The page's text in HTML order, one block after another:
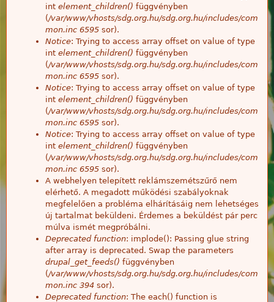
int element_children() függvényben
(/var/www/vhosts/sdg.org.hu/sdg.org.hu/includes/com
mon.inc 6595 sor).
Notice: Trying to access array offset on value of type
int element_children() függvényben
(/var/www/vhosts/sdg.org.hu/sdg.org.hu/includes/com
mon.inc 6595 sor).
Notice: Trying to access array offset on value of type
int element_children() függvényben
(/var/www/vhosts/sdg.org.hu/sdg.org.hu/includes/com
mon.inc 6595 sor).
Notice: Trying to access array offset on value of type
int element_children() függvényben
(/var/www/vhosts/sdg.org.hu/sdg.org.hu/includes/com
mon.inc 6595 sor).
A webhelyen telepített reklámszemétszűrő nem
elérhető. A megadott működési szabályoknak
megfelelően a probléma elhárításáig nem lehetséges
új tartalmat beküldeni. Érdemes a beküldést pár perc
múlva ismét megpróbálni.
Deprecated function: implode(): Passing glue string
after array is deprecated. Swap the parameters
drupal_get_feeds() függvényben
(/var/www/vhosts/sdg.org.hu/sdg.org.hu/includes/com
mon.inc 394 sor).
Deprecated function: The each() function is